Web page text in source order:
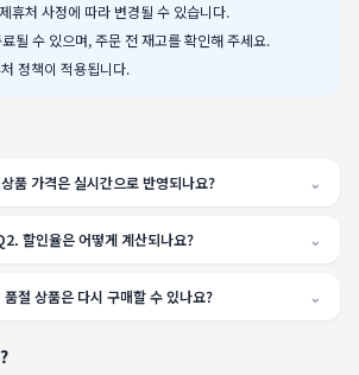
휴처 사정에 따라 변경될 수 있습니다.
될 수 있으며, 주문 전 재고를 확인해 주세요.
정책이 적용됩니다.
상품 가격은 실시간으로 반영되나요? ⌄
2.할인율은 어떻게 계산되나요? ⌄
품절 상품은 다시 구매할 수 있나요? ⌄